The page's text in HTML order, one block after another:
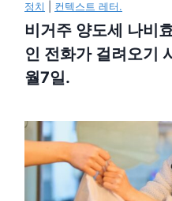
정치 컨텍스트 레터.
비거주 양도세 나비
인 전화가 걸려오기
월7일.